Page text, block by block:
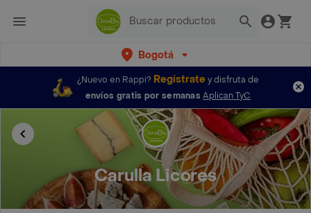
Bogotá
¿Nuevo en Rappi? Regístratey disfruta de
envíos gratis por semanas Aplican TyC
Carulla Licores